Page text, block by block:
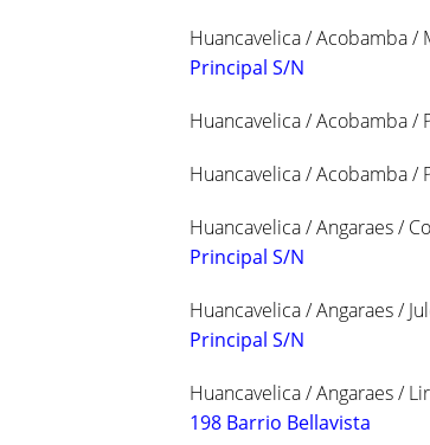
Huancavelica / Acobamba /
Principal S/N
Huancavelica / Acobamba /
Huancavelica / Acobamba /
Huancavelica / Angaraes /
Principal S/N
Huancavelica / Angaraes /
Principal S/N
Huancavelica / Angaraes /
198 Barrio Bellavista